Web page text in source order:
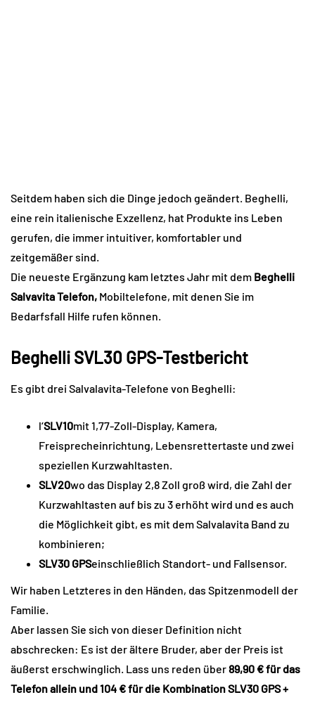
Seitdem haben sich die Dinge jedoch geändert. Beghelli,
eine rein italienische Exzellenz, hat Produkte ins Leben
gerufen, die immer intuitiver, komfortabler und
zeitgemäßer sind.
Die neueste Ergänzung kam letztes Jahr mit dem Beghelli
Salvavita Telefon, Mobiltelefone, mit denen Sie im
Bedarfsfall Hilfe rufen können.
Beghelli SVL30 GPS-Testbericht
Es gibt drei Salvalavita-Telefone von Beghelli:
l‘SLV10mit 1,77-Zoll-Display, Kamera,
Freisprecheinrichtung, Lebensrettertaste und zwei
speziellen Kurzwahltasten.
SLV20wo das Display 2,8 Zoll groß wird, die Zahl der
Kurzwahltasten auf bis zu 3 erhöht wird und es auch
die Möglichkeit gibt, es mit dem Salvalavita Band zu
kombinieren;
SLV30 GPSeinschließlich Standort- und Fallsensor.
Wir haben Letzteres in den Händen, das Spitzenmodell der
Familie.
Aber lassen Sie sich von dieser Definition nicht
abschrecken: Es ist der ältere Bruder, aber der Preis ist
äußerst erschwinglich. Lass uns reden über89,90 € für das
Telefon allein und 104 € für die Kombination SLV30 GPS +